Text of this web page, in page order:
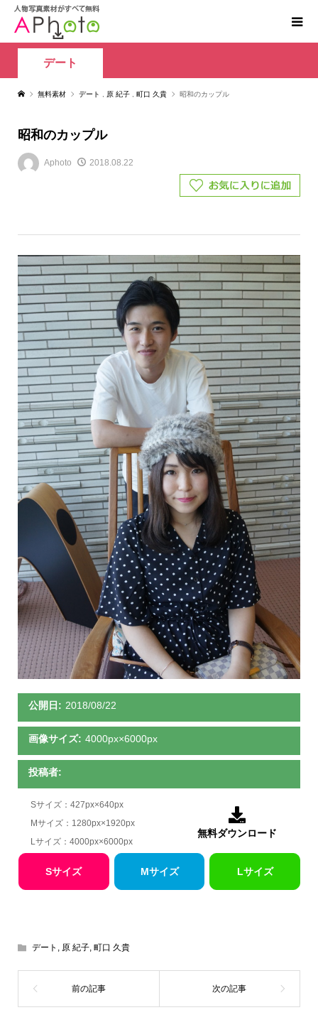
デート
無料素材 デート 原 紀子 町口 久貴 昭和のカップル
昭和のカップル
Aphoto 2018.08.22
公開日: 2018/08/22
画像サイズ: 4000px×6000px
投稿者:
Sサイズ：427px×640px
Mサイズ：1280px×1920px
Lサイズ：4000px×6000px

無料ダウンロード
Sサイズ Mサイズ Lサイズ
デート , 原 紀子, 町口 久貴